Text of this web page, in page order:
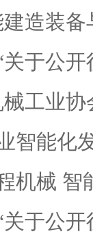
应用发展大
《关于优
能建造装
智能化
机械
非道路移动